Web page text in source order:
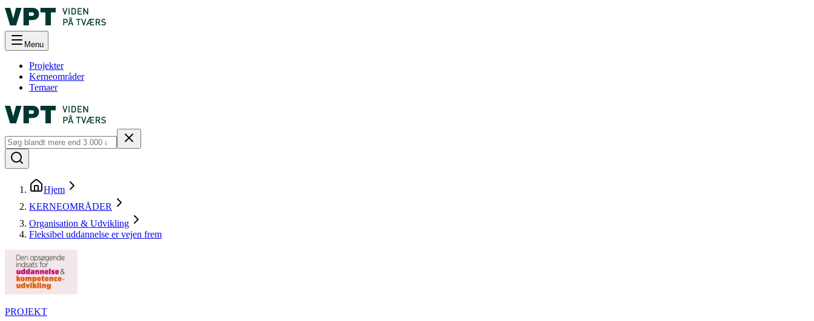
Menu
Projekter
Kerneområder
Temaer
Hjem
KERNEOMRÅDER
Organisation & Udvikling
Fleksibel uddannelse er vejen frem
PROJEKT